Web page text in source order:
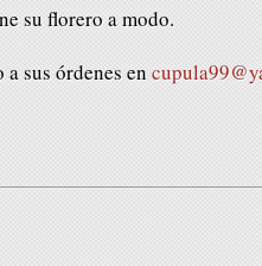
su florero a modo.
sus órdenes en